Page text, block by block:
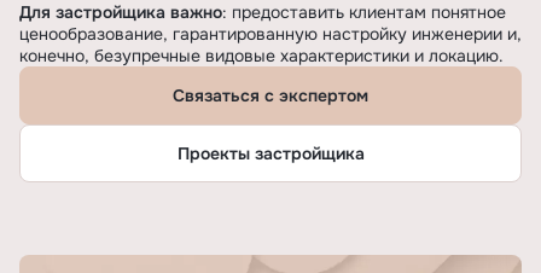
Для застройщика важно: предоставить клиентам понятное
ценообразование, гарантированную настройку инженерии и,
конечно, безупречные видовые характеристики и локацию.
Связаться с экспертом
Проекты застройщика